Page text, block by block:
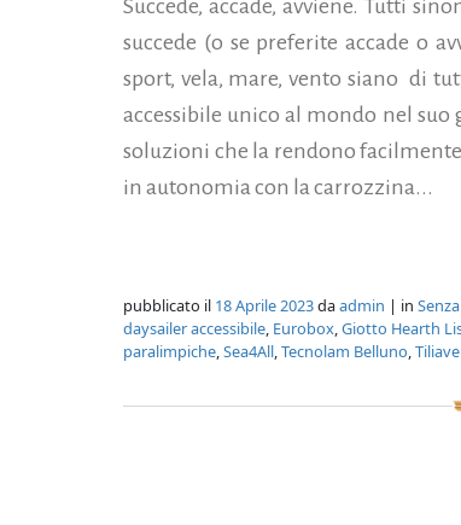
Succede, accade, avviene. Tutti
succede (o se preferite accade o
sport, vela, mare, vento siano di
accessibile unico al mondo nel
soluzioni che la rendono
in autonomia con la carrozzina...
pubblicato il 18 Aprile 2023daadmin | in
daysailer accessibile, Eurobox,Giotto Hearth
paralimpiche,Sea4All,Tecnolam Belluno,